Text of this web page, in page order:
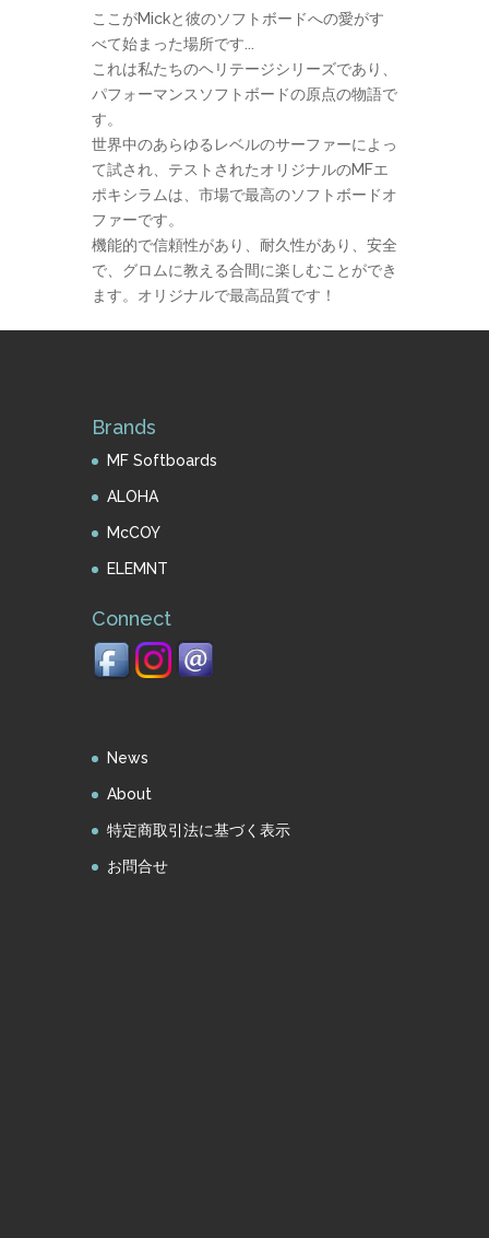
ここがMickと彼のソフトボードへの愛がす
べて始まった場所です...
これは私たちのヘリテージシリーズであり、
パフォーマンスソフトボードの原点の物語で
す。
世界中のあらゆるレベルのサーファーによっ
て試され、テストされたオリジナルのMFエ
ポキシラムは、市場で最高のソフトボードオ
ファーです。
機能的で信頼性があり、耐久性があり、安全
で、グロムに教える合間に楽しむことができ
ます。オリジナルで最高品質です！
Brands
MF Softboards
ALOHA
McCOY
ELEMNT
Connect
News
About
特定商取引法に基づく表示
お問合せ